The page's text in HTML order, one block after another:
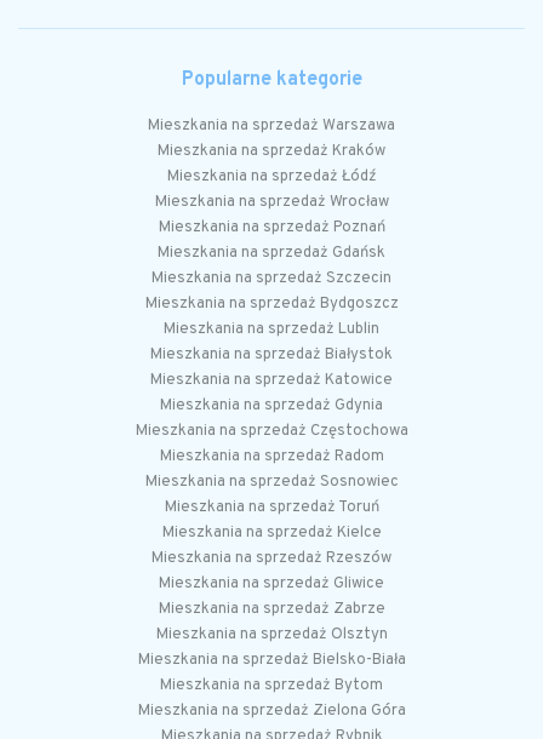
Popularne kategorie
Mieszkania na sprzedaż Warszawa
Mieszkania na sprzedaż Kraków
Mieszkania na sprzedaż Łódź
Mieszkania na sprzedaż Wrocław
Mieszkania na sprzedaż Poznań
Mieszkania na sprzedaż Gdańsk
Mieszkania na sprzedaż Szczecin
Mieszkania na sprzedaż Bydgoszcz
Mieszkania na sprzedaż Lublin
Mieszkania na sprzedaż Białystok
Mieszkania na sprzedaż Katowice
Mieszkania na sprzedaż Gdynia
Mieszkania na sprzedaż Częstochowa
Mieszkania na sprzedaż Radom
Mieszkania na sprzedaż Sosnowiec
Mieszkania na sprzedaż Toruń
Mieszkania na sprzedaż Kielce
Mieszkania na sprzedaż Rzeszów
Mieszkania na sprzedaż Gliwice
Mieszkania na sprzedaż Zabrze
Mieszkania na sprzedaż Olsztyn
Mieszkania na sprzedaż Bielsko-Biała
Mieszkania na sprzedaż Bytom
Mieszkania na sprzedaż Zielona Góra